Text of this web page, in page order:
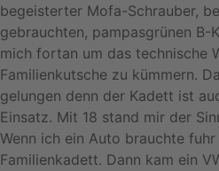
begeisterter Mofa-Schrauber,
gebrauchten, pampasgrünen
mich fortan um das technische
Familienkutsche zu kümmern.
gelungen denn der Kadett ist
Einsatz. Mit 18 stand mir der
Wenn ich ein Auto brauchte
Familienkadett. Dann kam ein